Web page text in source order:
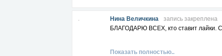
Нина Величкина
запись закреплена
БЛАГОДАРЮ ВСЕХ, кто ставит лайки.
Показать полностью..